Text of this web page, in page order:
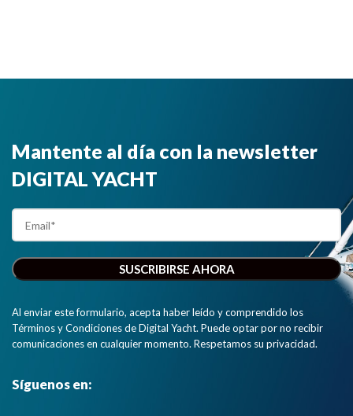
Mantente al día con la newsletter
DIGITAL YACHT
Al enviar este formulario, acepta haber leído y comprendido los
Términos y Condiciones de Digital Yacht. Puede optar por no recibir
comunicaciones en cualquier momento. Respetamos su privacidad.
Síguenos en: